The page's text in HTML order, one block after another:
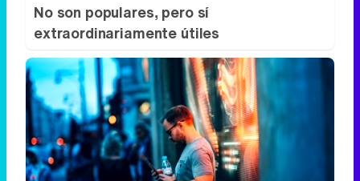
No son populares, pero sí
extraordinariamente útiles